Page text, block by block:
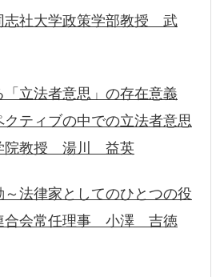
志社大学政策学部教授 武
立法者意思」の存在意義
ティブの中での立法者意思
院教授 湯川 益英
法律家としてのひとつの役
合会常任理事 小澤 吉徳